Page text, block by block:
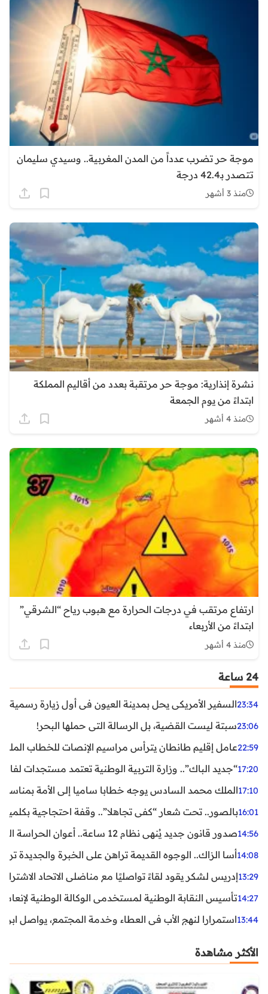
موجة حر تضرب عدداً من المدن المغربية.. وسيدي سليمان
تتصدر بـ42.4 درجة
منذ 3 أشهر
نشرة إنذارية: موجة حر مرتقبة بعدد من أقاليم المملكة
ابتداءً من يوم الجمعة
منذ 4 أشهر
ارتفاع مرتقب في درجات الحرارة مع هبوب رياح “الشرقي”
ابتداءً من الأربعاء
منذ 4 أشهر
24 ساعة
23:34السفير الأمريكي يحل بمدينة العيون في أول زيارة رسمية
23:06سبتة ليست القضية، بل الرسالة التي حملها البحر!
22:59عامل إقليم طانطان يترأس مراسيم الإنصات للخطاب
17:20“جديد الباك”.. وزارة التربية الوطنية تعتمد مستجدات
17:10الملك محمد السادس يوجه خطابا ساميا إلى الأمة بمناسبة الذكرى الـ27
16:01بالصور.. تحت شعار “كفى تجاهلا”.. وقفة احتجاجية بكلميم
14:56صدور قانون جديد يُنهي نظام 12 ساعة.. أعوان الحراسة الخاصة يستفيدون من المدة القانونية للشغل
14:08أسا الزاك.. الوجوه القديمة تراهن على الخبرة والجديدة
13:29إدريس لشكر يقود لقاءً تواصليًا مع مناضلي الاتحاد
14:27تأسيس النقابة الوطنية لمستخدمي الوكالة الوطنية
13:44استمرارا لنهج الأب في العطاء وخدمة المجتمع، يواصل ابن
الأكثر مشاهدة